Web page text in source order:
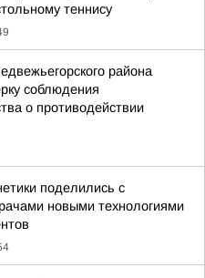
теннису
района
соблюдения
о противодействии
поделились с
новыми технологиями